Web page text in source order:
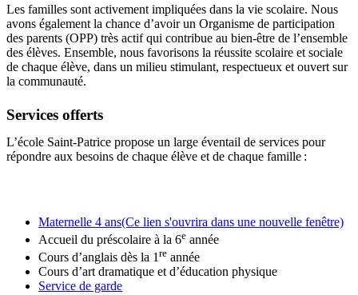
Les familles sont activement impliquées dans la vie scolaire. Nous
avons également la chance d’avoir un Organisme de participation
des parents (OPP) très actif qui contribue au bien-être de l’ensemble
des élèves. Ensemble, nous favorisons la réussite scolaire et sociale
de chaque élève, dans un milieu stimulant, respectueux et ouvert sur
la communauté.
Services offerts
L’école Saint-Patrice propose un large éventail de services pour
répondre aux besoins de chaque élève et de chaque famille :
Maternelle 4 ans(Ce lien s'ouvrira dans une nouvelle fenêtre)
Accueil du préscolaire à la 6e année
Cours d’anglais dès la 1 re année
Cours d’art dramatique et d’éducation physique
Service de garde